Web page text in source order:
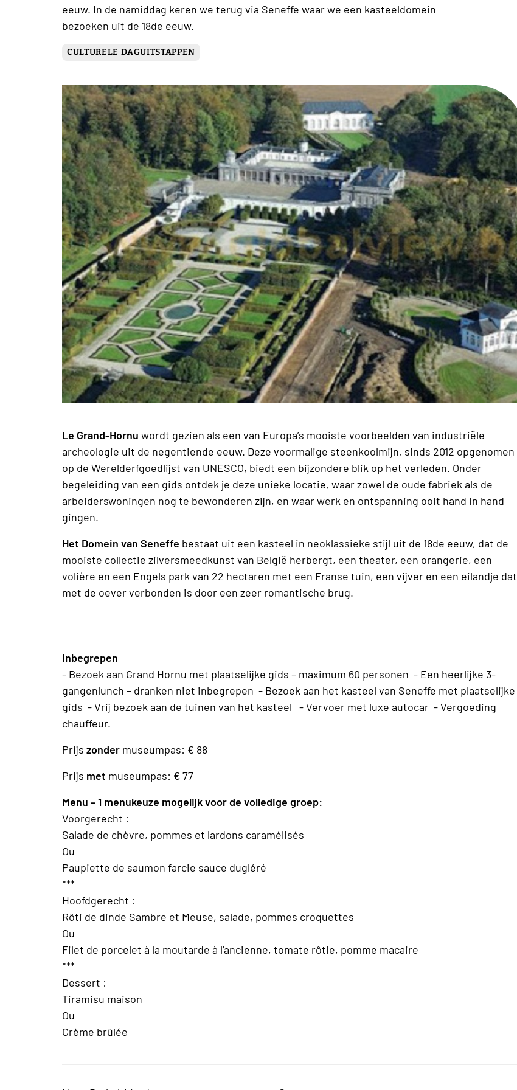
eeuw. In de namiddag keren we terug via Seneffe waar we een kasteeldomein
bezoeken uit de 18de eeuw.
CULTURELE DAGUITSTAPPEN
Le Grand-Hornu wordt gezien als een van Europa’s mooiste voorbeelden van industriële
archeologie uit de negentiende eeuw. Deze voormalige steenkoolmijn, sinds 2012 opgenomen
op de Werelderfgoedlijst van UNESCO, biedt een bijzondere blik op het verleden. Onder
begeleiding van een gids ontdek je deze unieke locatie, waar zowel de oude fabriek als de
arbeiderswoningen nog te bewonderen zijn, en waar werk en ontspanning ooit hand in hand
gingen.
Het Domein van Seneffe bestaat uit een kasteel in neoklassieke stijl uit de 18de eeuw, dat de
mooiste collectie zilversmeedkunst van België herbergt, een theater, een orangerie, een
volière en een Engels park van 22 hectaren met een Franse tuin, een vijver en een eilandje dat
met de oever verbonden is door een zeer romantische brug.
Inbegrepen
- Bezoek aan Grand Hornu met plaatselijke gids – maximum 60 personen - Een heerlijke 3-
gangenlunch – dranken niet inbegrepen - Bezoek aan het kasteel van Seneffe met plaatselijke
gids - Vrij bezoek aan de tuinen van het kasteel - Vervoer met luxe autocar - Vergoeding
chauffeur.
Prijs zonder museumpas: € 88
Prijs met museumpas: € 77
Menu – 1 menukeuze mogelijk voor de volledige groep:
Voorgerecht :
Salade de chèvre, pommes et lardons caramélisés
Ou
Paupiette de saumon farcie sauce dugléré
***
Hoofdgerecht :
Rôti de dinde Sambre et Meuse, salade, pommes croquettes
Ou
Filet de porcelet à la moutarde à l’ancienne, tomate rôtie, pomme macaire
***
Dessert :
Tiramisu maison
Ou
Crème brûlée